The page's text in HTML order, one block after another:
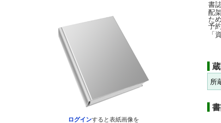
ログインすると表紙画像を
書
配
た
予
「
所